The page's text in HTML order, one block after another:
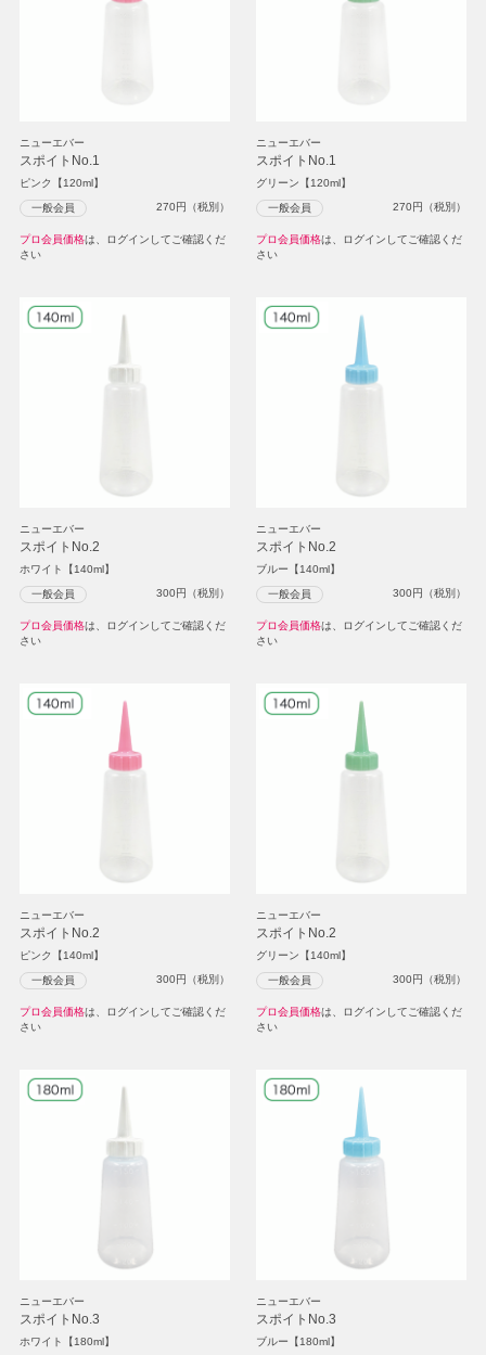
ニューエバー
スポイトNo.1
ピンク【120ml】
一般会員 270円（税別）
プロ会員価格は、ログインしてご確認くだ
さい
ニューエバー
スポイトNo.1
グリーン【120ml】
一般会員 270円（税別）
プロ会員価格は、ログインしてご確認くだ
さい
ニューエバー
スポイトNo.2
ホワイト【140ml】
一般会員 300円（税別）
プロ会員価格は、ログインしてご確認くだ
さい
ニューエバー
スポイトNo.2
ブルー【140ml】
一般会員 300円（税別）
プロ会員価格は、ログインしてご確認くだ
さい
ニューエバー
スポイトNo.2
ピンク【140ml】
一般会員 300円（税別）
プロ会員価格は、ログインしてご確認くだ
さい
ニューエバー
スポイトNo.2
グリーン【140ml】
一般会員 300円（税別）
プロ会員価格は、ログインしてご確認くだ
さい
ニューエバー
スポイトNo.3
ホワイト【180ml】
ニューエバー
スポイトNo.3
ブルー【180ml】